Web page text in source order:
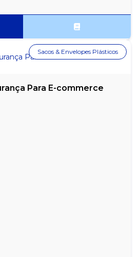
Para E-commerce
Sacos & Envelopes Plásticos